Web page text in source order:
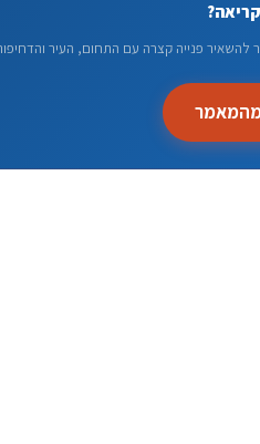
פנייה קצרה עם התחום, העיר
מהמאמר